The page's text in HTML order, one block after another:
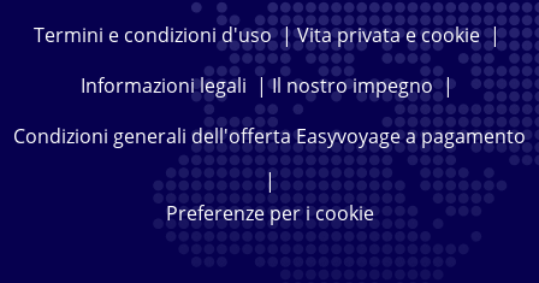
Termini e condizioni d'uso|Vita privata e cookie|
Informazioni legali |Il nostro impegno|
Condizioni generali dell'offerta Easyvoyage a pagamento
|
Preferenze per i cookie